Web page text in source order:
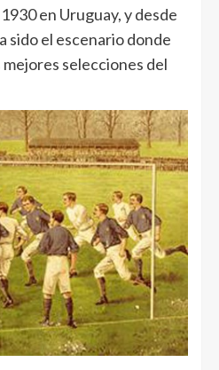
en Uruguay, y desde
sido el escenario donde
selecciones del